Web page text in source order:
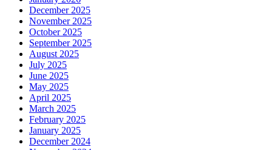
December 2025
November 2025
October 2025
September 2025
August 2025
July 2025
June 2025
May 2025
April 2025
March 2025
February 2025
January 2025
December 2024